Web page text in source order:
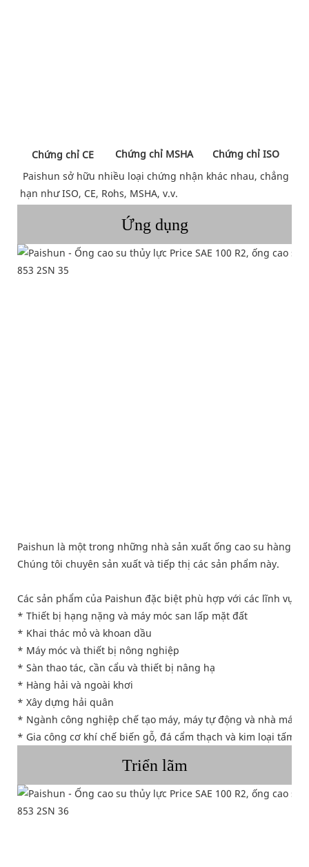
Chứng chỉ CE Chứng chỉ MSHA
Chứng chỉ ISO
Paishun sở hữu nhiều loại chứng nhận khác nhau, chẳng
hạn như ISO, CE, Rohs, MSHA, v.v.
Ứng dụng
Paishun là một trong những nhà sản xuất ống cao su hàng
Chúng tôi chuyên sản xuất và tiếp thị các sản phẩm này.
Các sản phẩm của Paishun đặc biệt phù hợp với các lĩnh vực
* Thiết bị hạng nặng và máy móc san lấp mặt đất
* Khai thác mỏ và khoan dầu
* Máy móc và thiết bị nông nghiệp
* Sàn thao tác, cần cẩu và thiết bị nâng hạ
* Hàng hải và ngoài khơi
* Xây dựng hải quân
* Ngành công nghiệp chế tạo máy, máy tự động và nhà máy
* Gia công cơ khí chế biến gỗ, đá cẩm thạch và kim loại tấm
Triển lãm